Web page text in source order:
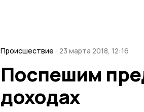
Происшествие 23 марта 2018, 12:16
Поспешим
доходах